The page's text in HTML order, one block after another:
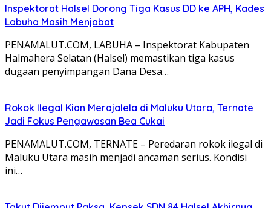
Inspektorat Halsel Dorong Tiga Kasus DD ke APH, Kades
Labuha Masih Menjabat
PENAMALUT.COM, LABUHA – Inspektorat Kabupaten
Halmahera Selatan (Halsel) memastikan tiga kasus
dugaan penyimpangan Dana Desa…
Rokok Ilegal Kian Merajalela di Maluku Utara, Ternate
Jadi Fokus Pengawasan Bea Cukai
PENAMALUT.COM, TERNATE – Peredaran rokok ilegal di
Maluku Utara masih menjadi ancaman serius. Kondisi
ini…